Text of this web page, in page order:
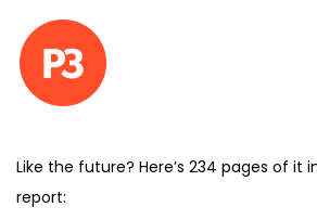
Like the future? Here’s 234 pages of it
report: